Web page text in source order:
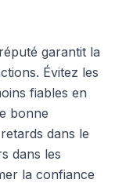
garantit la
Évitez les
fiables en
bonne
dans le
dans les
la confiance